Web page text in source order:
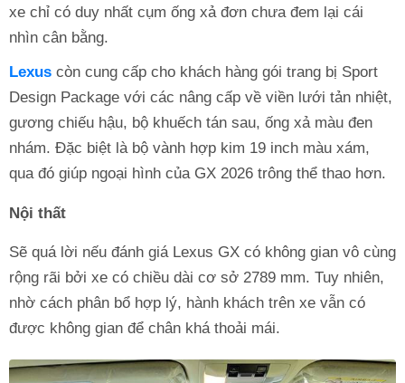
xe chỉ có duy nhất cụm ống xả đơn chưa đem lại cái
nhìn cân bằng.
Lexus còn cung cấp cho khách hàng gói trang bị Sport
Design Package với các nâng cấp về viền lưới tản nhiệt,
gương chiếu hậu, bộ khuếch tán sau, ống xả màu đen
nhám. Đặc biệt là bộ vành hợp kim 19 inch màu xám,
qua đó giúp ngoại hình của GX 2026 trông thể thao hơn.
Nội thất
Sẽ quá lời nếu đánh giá Lexus GX có không gian vô cùng
rộng rãi bởi xe có chiều dài cơ sở 2789 mm. Tuy nhiên,
nhờ cách phân bổ hợp lý, hành khách trên xe vẫn có
được không gian để chân khá thoải mái.